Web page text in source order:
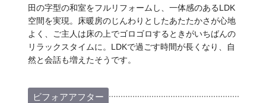
田の字型の和室をフルリフォームし、一体感のあるLDK
空間を実現。床暖房のじんわりとしたあたたかさが心地
よく、ご主人は床の上でゴロゴロするときがいちばんの
リラックスタイムに。LDKで過ごす時間が長くなり、自
然と会話も増えたそうです。
ビフォアアフター